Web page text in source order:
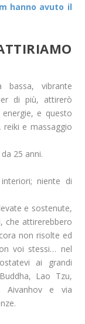
hanno avuto il
vibrante
di più, attirerò
e questo
e massaggio
25 anni.
niente di
e sostenute,
che attirerebbero
non risolte ed
voi stessi… nel
ai grandi
Lao Tzu,
Aivanhov e via